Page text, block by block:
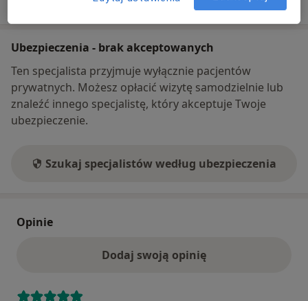
Ubezpieczenia - brak akceptowanych
Ten specjalista przyjmuje wyłącznie pacjentów
prywatnych. Możesz opłacić wizytę samodzielnie lub
znaleźć innego specjalistę, który akceptuje Twoje
ubezpieczenie.
Szukaj specjalistów według ubezpieczenia
Opinie
Dodaj swoją opinię